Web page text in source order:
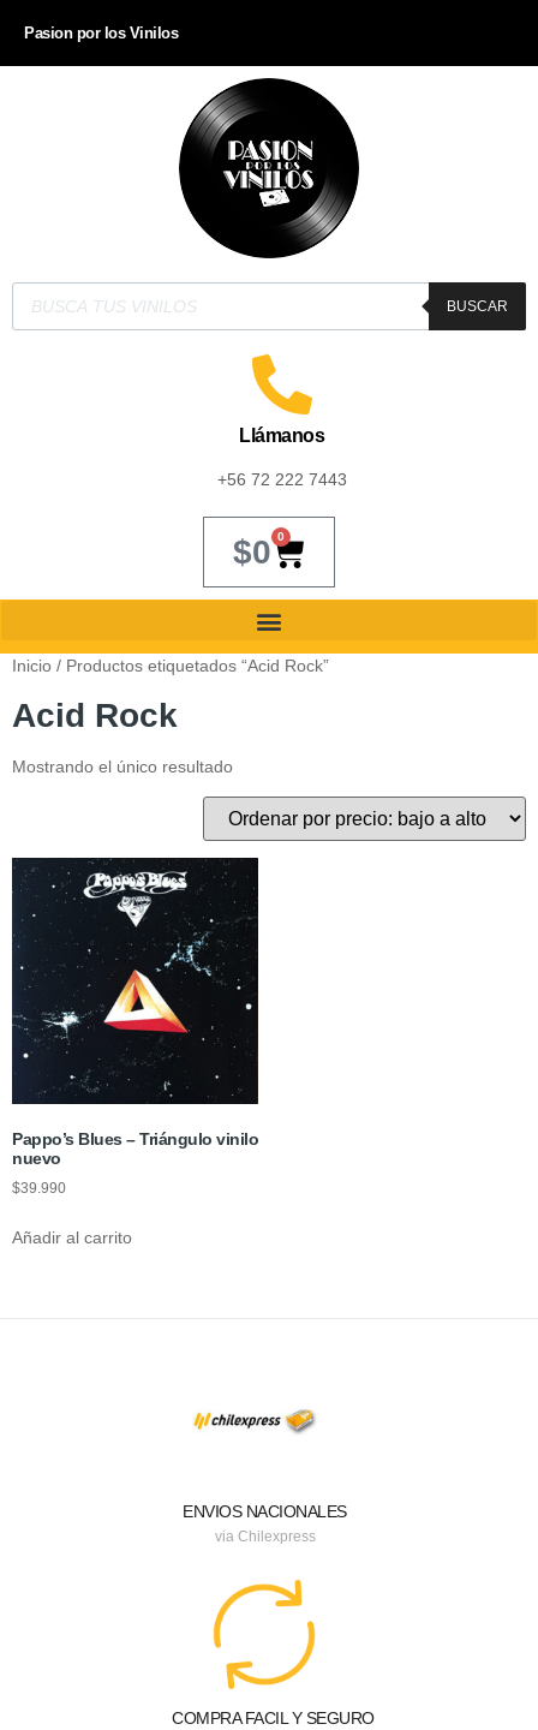
Pasion por los Vinilos
BUSCAR
Llámanos
+56 72 222 7443
$0 0
Inicio / Productos etiquetados “Acid Rock”
Acid Rock
Mostrando el único resultado
Pappo’s Blues – Triángulo vinilo
nuevo
$39.990
Añadir al carrito
ENVIOS NACIONALES
via Chilexpress
COMPRA FACIL Y SEGURO